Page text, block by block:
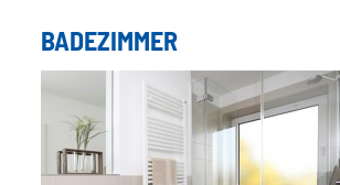
BADEZIMMER